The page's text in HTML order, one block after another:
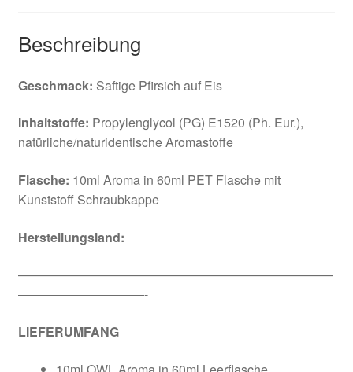
Beschreibung
Geschmack: Saftige Pfirsich auf Eis
Inhaltstoffe: Propylenglycol (PG) E1520 (Ph. Eur.),
natürliche/naturidentische Aromastoffe
Flasche: 10ml Aroma in 60ml PET Flasche mit
Kunststoff Schraubkappe
Herstellungsland:
—————————————————————————
——————————-
LIEFERUMFANG